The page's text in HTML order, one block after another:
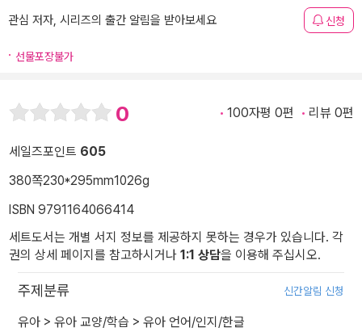
관심 저자, 시리즈의 출간 알림을 받아보세요 신청
선물포장불가
0 100자평 0편 리뷰 0편
세일즈포인트 605
380쪽230*295mm1026g
ISBN 9791164066414
세트도서는 개별 서지 정보를 제공하지 못하는 경우가 있습니다. 각
권의 상세 페이지를 참고하시거나 1:1 상담을 이용해 주십시오.
주제분류 신간알림 신청
유아 > 유아 교양/학습 > 유아 언어/인지/한글